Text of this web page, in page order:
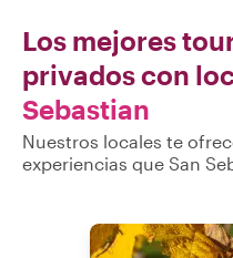
Los mejores
privados con
Sebastian
Nuestros locales te
experiencias que San